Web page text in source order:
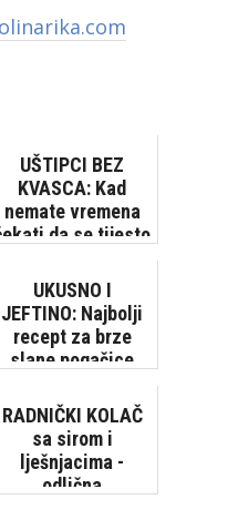
UŠTIPCI BEZ
KVASCA: Kad
nemate vremena
da se tijesto
UKUSNO I
JEFTINO: Najbolji
recept za brze
slane pogačice
RADNIČKI KOLAČ
sa sirom i
lješnjacima -
odlična